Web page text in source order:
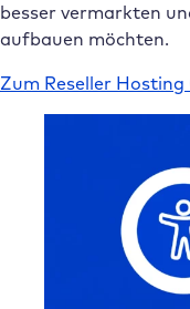
besser vermarkten
aufbauen möchten.
Zum Reseller Hosting